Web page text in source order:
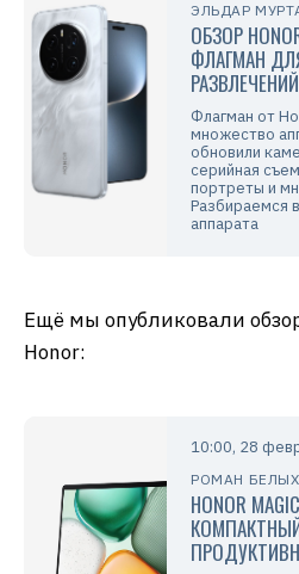
ЭЛЬДАР
ОБЗОР
ФЛАГМАН
РАЗВЛЕЧЕНИЙ
Флагман от
множество
обновили
серийная
портреты и
Разбираемся
аппарата
Ещё мы опубликовали
Honor:
10:00, 28
РОМАН БЕЛЫХ
HONOR